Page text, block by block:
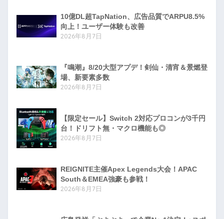
10億DL超TapNation、広告品質でARPU8.5%
向上！ユーザー体験も改善
2026年8月7日
『鳴潮』8/20大型アプデ！剣仙・清宵＆景燃登
場、新要素多数
2026年8月7日
【限定セール】Switch 2対応プロコンが3千円
台！ドリフト無・マクロ機能も◎
2026年8月7日
REIGNITE主催Apex Legends大会！APAC
South＆EMEA強豪も参戦！
2026年8月7日